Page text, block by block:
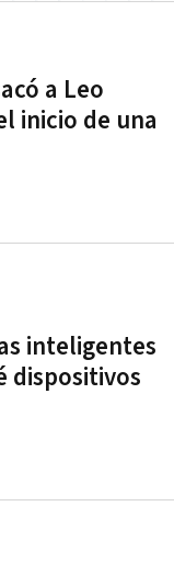
a Leo
inicio de una
inteligentes
dispositivos